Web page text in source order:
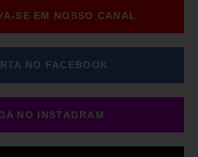
SE EM NOSSO CANAL
NO FACEBOOK
NO INSTAGRAM